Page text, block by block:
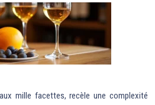
mille facettes, recèle une complexité